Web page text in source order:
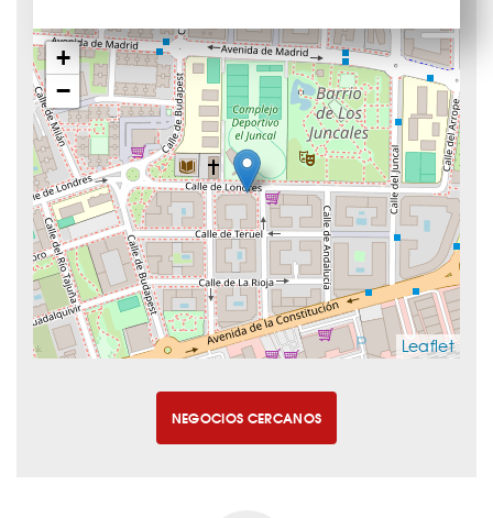
+
−
Leaflet
NEGOCIOS CERCANOS